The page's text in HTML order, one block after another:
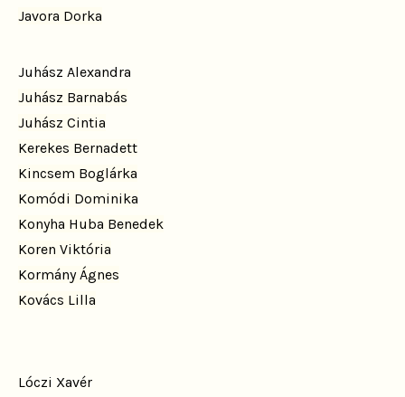
Javora Dorka
Juhász Alexandra
Juhász Barnabás
Juhász Cintia
Kerekes Bernadett
Kincsem Boglárka
Komódi Dominika
Konyha Huba Benedek
Koren Viktória
Kormány Ágnes
Kovács Lilla
Lóczi Xavér